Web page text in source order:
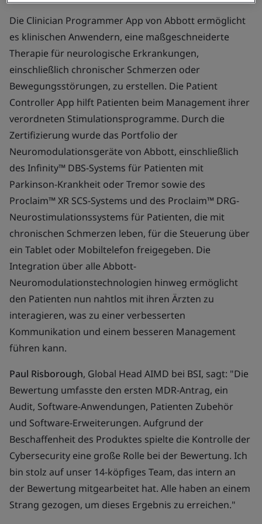
Die Clinician Programmer App von Abbott ermöglicht
es klinischen Anwendern, eine maßgeschneiderte
Therapie für neurologische Erkrankungen,
einschließlich chronischer Schmerzen oder
Bewegungsstörungen, zu erstellen. Die Patient
Controller App hilft Patienten beim Management ihrer
verordneten Stimulationsprogramme. Durch die
Zertifizierung wurde das Portfolio der
Neuromodulationsgeräte von Abbott, einschließlich
des Infinity™ DBS-Systems für Patienten mit
Parkinson-Krankheit oder Tremor sowie des
Proclaim™ XR SCS-Systems und des Proclaim™ DRG-
Neurostimulationssystems für Patienten, die mit
chronischen Schmerzen leben, für die Steuerung über
ein Tablet oder Mobiltelefon freigegeben. Die
Integration über alle Abbott-
Neuromodulationstechnologien hinweg ermöglicht
den Patienten nun nahtlos mit ihren Ärzten zu
interagieren, was zu einer verbesserten
Kommunikation und einem besseren Management
führen kann.
Paul Risborough, Global Head AIMD bei BSI, sagt: "Die
Bewertung umfasste den ersten MDR-Antrag, ein
Audit, Software-Anwendungen, Patienten Zubehör
und Software-Erweiterungen. Aufgrund der
Beschaffenheit des Produktes spielte die Kontrolle der
Cybersecurity eine große Rolle bei der Bewertung. Ich
bin stolz auf unser 14-köpfiges Team, das intern an
der Bewertung mitgearbeitet hat. Alle haben an einem
Strang gezogen, um dieses Ergebnis zu erreichen."